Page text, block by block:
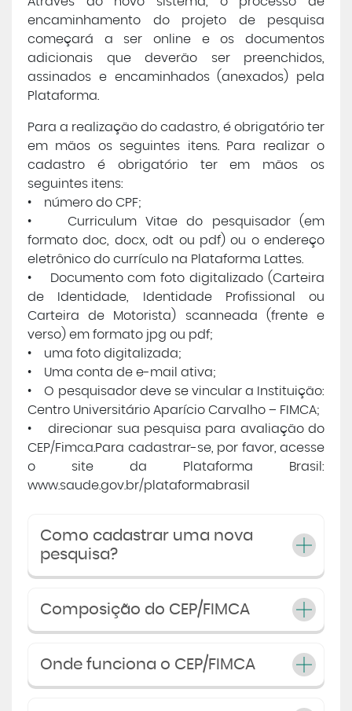
encaminhamento do projeto de pesquisa
começará a ser online e os documentos
adicionais que deverão ser preenchidos,
assinados e encaminhados (anexados) pela
Plataforma.
Para a realização do cadastro, é obrigatório ter
em mãos os seguintes itens. Para realizar o
cadastro é obrigatório ter em mãos os
seguintes itens:
• número do CPF;
• Curriculum Vitae do pesquisador (em
formato doc, docx, odt ou pdf) ou o endereço
eletrônico do currículo na Plataforma Lattes.
• Documento com foto digitalizado (Carteira
de Identidade, Identidade Profissional ou
Carteira de Motorista) scanneada (frente e
verso) em formato jpg ou pdf;
• uma foto digitalizada;
• Uma conta de e-mail ativa;
• O pesquisador deve se vincular a Instituição:
Centro Universitário Aparício Carvalho – FIMCA;
• direcionar sua pesquisa para avaliação do
CEP/Fimca.Para cadastrar-se, por favor, acesse
o site da Plataforma Brasil:
www.saude.gov.br/plataformabrasil
Como cadastrar uma nova
pesquisa?
Composição do CEP/FIMCA
Onde funciona o CEP/FIMCA